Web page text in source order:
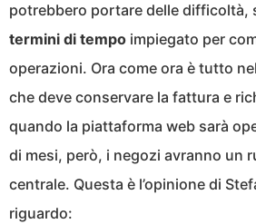
potrebbero portare delle difficoltà,
termini di tempo impiegato per
operazioni. Ora come ora è tutto
che deve conservare la fattura e
quando la piattaforma web sarà
di mesi, però, i negozi avranno un
centrale. Questa è l’opinione di
riguardo: